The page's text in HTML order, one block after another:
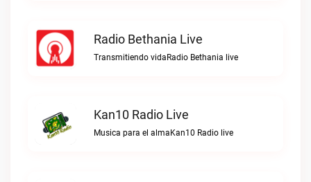
Radio Bethania Live
Transmitiendo vidaRadio Bethania live
Kan10 Radio Live
Musica para el almaKan10 Radio live